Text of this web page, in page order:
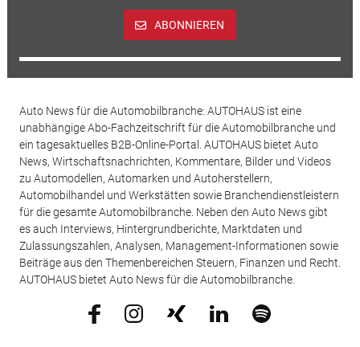
ABONNIEREN
Auto News für die Automobilbranche: AUTOHAUS ist eine
unabhängige Abo-Fachzeitschrift für die Automobilbranche und
ein tagesaktuelles B2B-Online-Portal. AUTOHAUS bietet Auto
News, Wirtschaftsnachrichten, Kommentare, Bilder und Videos
zu Automodellen, Automarken und Autoherstellern,
Automobilhandel und Werkstätten sowie Branchendienstleistern
für die gesamte Automobilbranche. Neben den Auto News gibt
es auch Interviews, Hintergrundberichte, Marktdaten und
Zulassungszahlen, Analysen, Management-Informationen sowie
Beiträge aus den Themenbereichen Steuern, Finanzen und Recht.
AUTOHAUS bietet Auto News für die Automobilbranche.